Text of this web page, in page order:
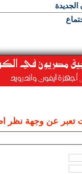
تعبر عن وجهة نظر